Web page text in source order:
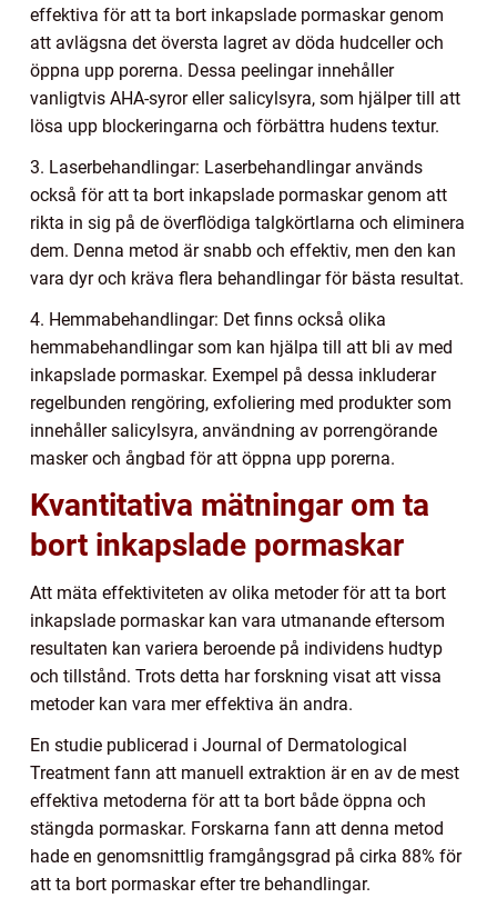
effektiva för att ta bort inkapslade pormaskar genom
att avlägsna det översta lagret av döda hudceller och
öppna upp porerna. Dessa peelingar innehåller
vanligtvis AHA-syror eller salicylsyra, som hjälper till att
lösa upp blockeringarna och förbättra hudens textur.
3. Laserbehandlingar: Laserbehandlingar används
också för att ta bort inkapslade pormaskar genom att
rikta in sig på de överflödiga talgkörtlarna och eliminera
dem. Denna metod är snabb och effektiv, men den kan
vara dyr och kräva flera behandlingar för bästa resultat.
4. Hemmabehandlingar: Det finns också olika
hemmabehandlingar som kan hjälpa till att bli av med
inkapslade pormaskar. Exempel på dessa inkluderar
regelbunden rengöring, exfoliering med produkter som
innehåller salicylsyra, användning av porrengörande
masker och ångbad för att öppna upp porerna.
Kvantitativa mätningar om ta
bort inkapslade pormaskar
Att mäta effektiviteten av olika metoder för att ta bort
inkapslade pormaskar kan vara utmanande eftersom
resultaten kan variera beroende på individens hudtyp
och tillstånd. Trots detta har forskning visat att vissa
metoder kan vara mer effektiva än andra.
En studie publicerad i Journal of Dermatological
Treatment fann att manuell extraktion är en av de mest
effektiva metoderna för att ta bort både öppna och
stängda pormaskar. Forskarna fann att denna metod
hade en genomsnittlig framgångsgrad på cirka 88% för
att ta bort pormaskar efter tre behandlingar.